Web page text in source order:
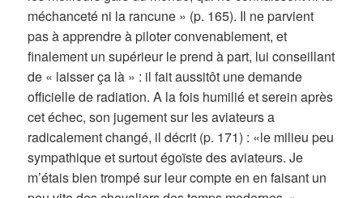
méchanceté ni la rancune » (p. 165). Il ne parvient
pas à apprendre à piloter convenablement, et
finalement un supérieur le prend à part, lui conseillant
de « laisser ça là » : il fait aussitôt une demande
officielle de radiation. A la fois humilié et serein après
cet échec, son jugement sur les aviateurs a
radicalement changé, il décrit (p. 171) : «le milieu peu
sympathique et surtout égoïste des aviateurs. Je
m’étais bien trompé sur leur compte en en faisant un